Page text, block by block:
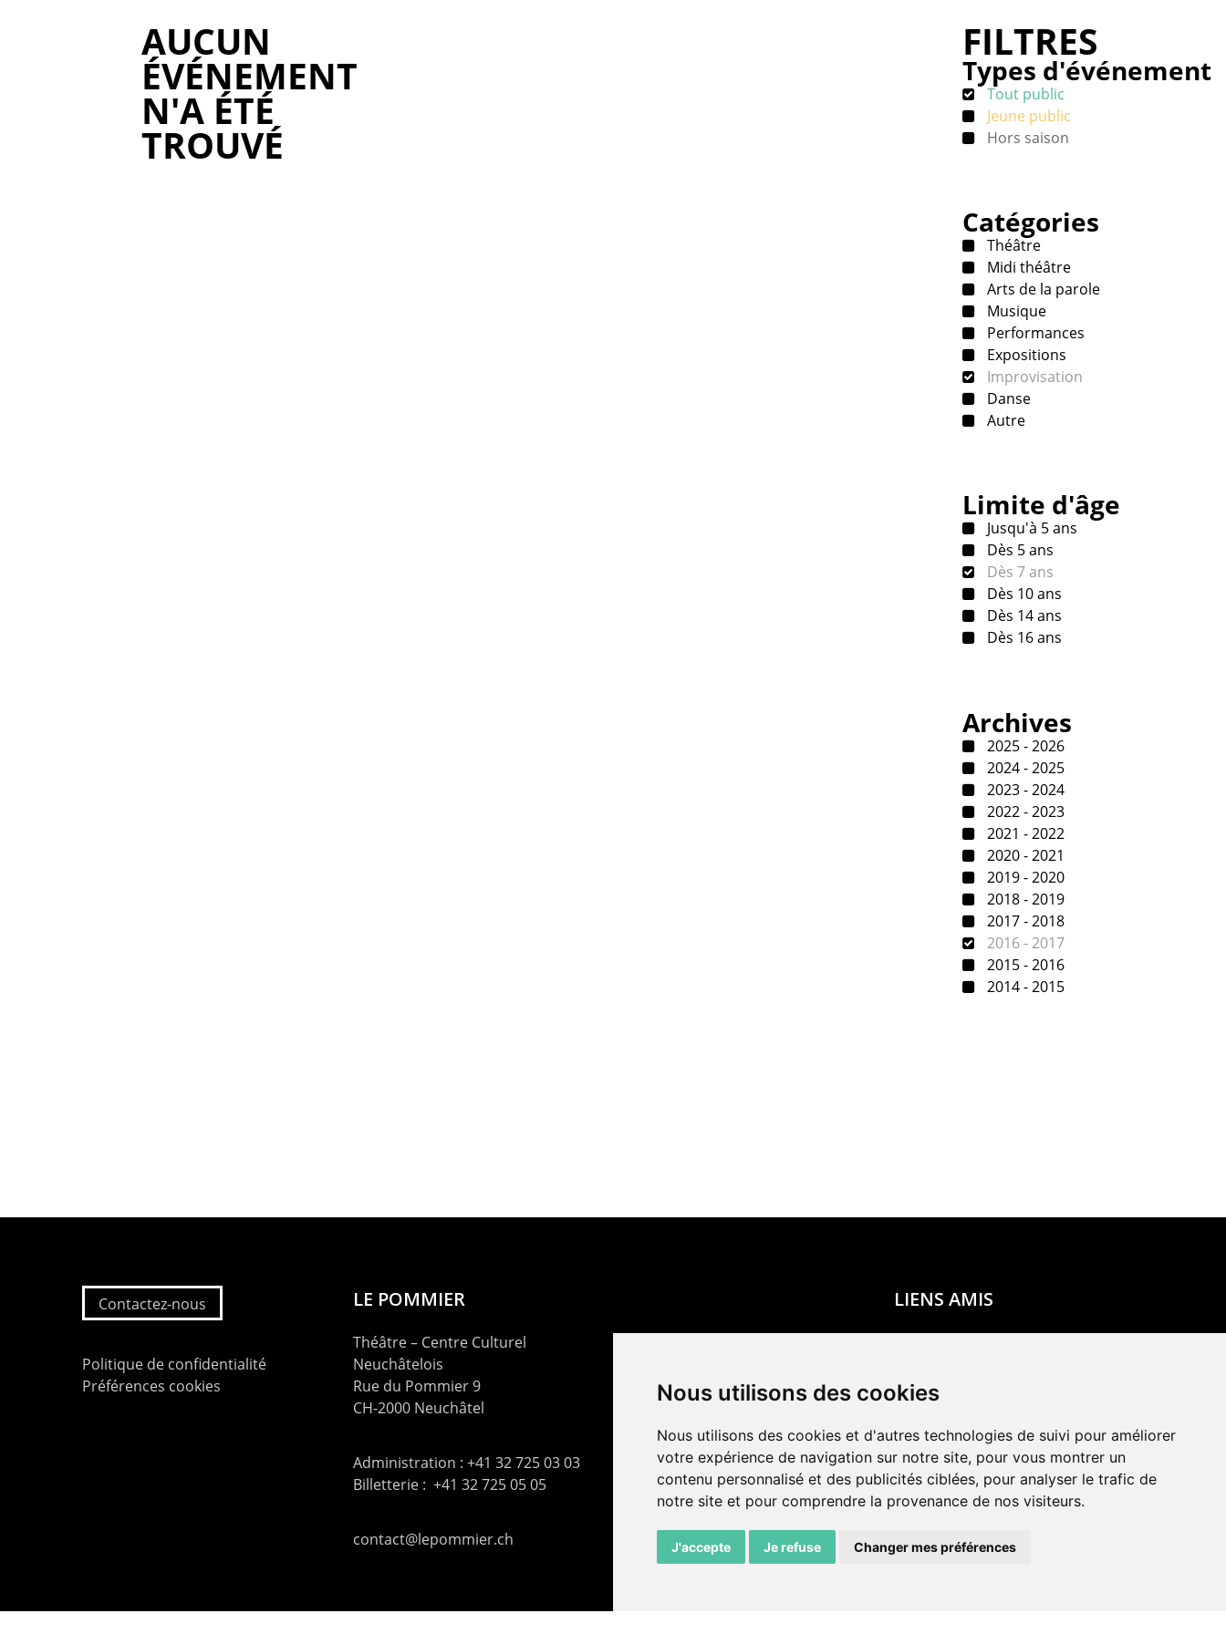
Nous utilisons des cookies
Nous utilisons des cookies et d'autres technologies de suivi pour améliorer
votre expérience de navigation sur notre site, pour vous montrer un
contenu personnalisé et des publicités ciblées, pour analyser le trafic de
notre site et pour comprendre la provenance de nos visiteurs.
J'accepte Je refuse Changer mes préférences
AUCUN
ÉVÉNEMENT
N'A ÉTÉ
TROUVÉ
FILTRES
Types d'événement
Tout public
Jeune public
Hors saison
Catégories
Théâtre
Midi théâtre
Arts de la parole
Musique
Performances
Expositions
Improvisation
Danse
Autre
Limite d'âge
Jusqu'à 5 ans
Dès 5 ans
Dès 7 ans
Dès 10 ans
Dès 14 ans
Dès 16 ans
Archives
2025 - 2026
2024 - 2025
2023 - 2024
2022 - 2023
2021 - 2022
2020 - 2021
2019 - 2020
2018 - 2019
2017 - 2018
2016 - 2017
2015 - 2016
2014 - 2015
Contactez-nous
Politique de confidentialité
Préférences cookies
LE POMMIER
Théâtre – Centre Culturel
Neuchâtelois
Rue du Pommier 9
CH-2000 Neuchâtel
Administration : +41 32 725 03 03
Billetterie : +41 32 725 05 05
contact@lepommier.ch
LIENS AMIS